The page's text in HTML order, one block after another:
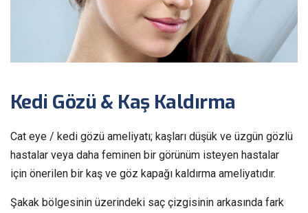
Kedi Gözü & Kaş Kaldırma
Cat eye / kedi gözü ameliyatı; kaşları düşük ve üzgün gözlü
hastalar veya daha feminen bir görünüm isteyen hastalar
için önerilen bir kaş ve göz kapağı kaldırma ameliyatıdır.
Şakak bölgesinin üzerindeki saç çizgisinin arkasında fark